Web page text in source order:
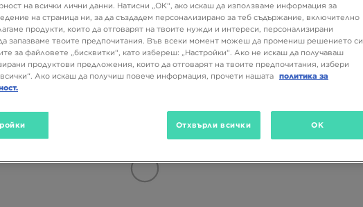
на всички лични данни. Натисни „ОК“, ако искаш да използваме информация за
на страница ни, за да създадем персонализирано за теб съдържание, включително
продукти, които да отговарят на твоите нужди и интереси, персонализирани
запазваме твоите предпочитания. Във всеки момент можеш да промениш решението си
за файловете „бисквитки“, като избереш: „Настройки“. Ако не искаш да получаваш
продуктови предложения, които да отговарят на твоите предпочитания, избери
Ако искаш да получиш повече информация, прочети нашата политика за
Отхвърли всички OK